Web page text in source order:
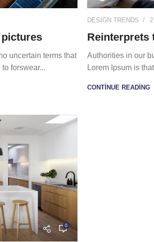
uncertain terms that
forswear...
DESIGN TRENDS
Reinterprets
Authorities in our
Lorem Ipsum is
CONTINUE READING
0